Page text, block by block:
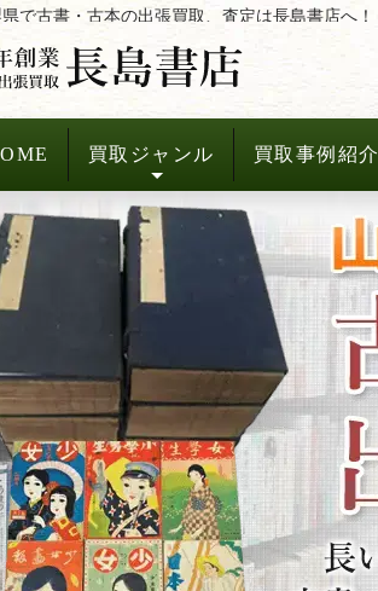
で古書・古本の出張買取、査定は長島書店へ！
買取ジャンル 買取事例紹介